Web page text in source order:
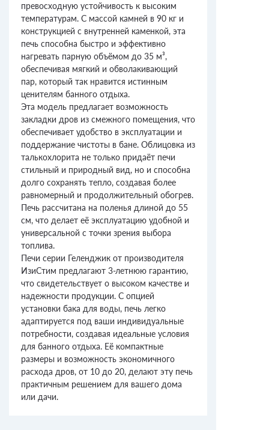
превосходную устойчивость к высоким
температурам. С массой камней в 90 кг и
конструкцией с внутренней каменкой, эта
печь способна быстро и эффективно
нагревать парную объёмом до 35 м³,
обеспечивая мягкий и обволакивающий
пар, который так нравится истинным
ценителям банного отдыха.
Эта модель предлагает возможность
закладки дров из смежного помещения, что
обеспечивает удобство в эксплуатации и
поддержание чистоты в бане. Облицовка из
талькохлорита не только придаёт печи
стильный и природный вид, но и способна
долго сохранять тепло, создавая более
равномерный и продолжительный обогрев.
Печь рассчитана на поленья длиной до 55
см, что делает её эксплуатацию удобной и
универсальной с точки зрения выбора
топлива.
Печи серии Геленджик от производителя
ИзиСтим предлагают 3-летнюю гарантию,
что свидетельствует о высоком качестве и
надежности продукции. С опцией
установки бака для воды, печь легко
адаптируется под ваши индивидуальные
потребности, создавая идеальные условия
для банного отдыха. Её компактные
размеры и возможность экономичного
расхода дров, от 10 до 20, делают эту печь
практичным решением для вашего дома
или дачи.